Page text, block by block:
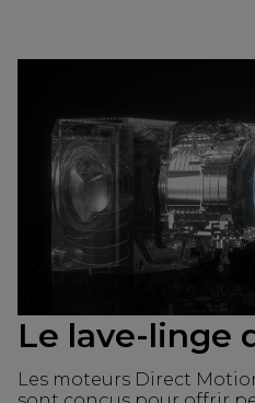
Le lave-linge
Les moteurs Direct